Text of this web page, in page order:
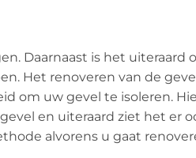
Daarnaast is het uiteraard
Het renoveren van de
om uw gevel te isoleren.
en uiteraard ziet het er
alvorens u gaat